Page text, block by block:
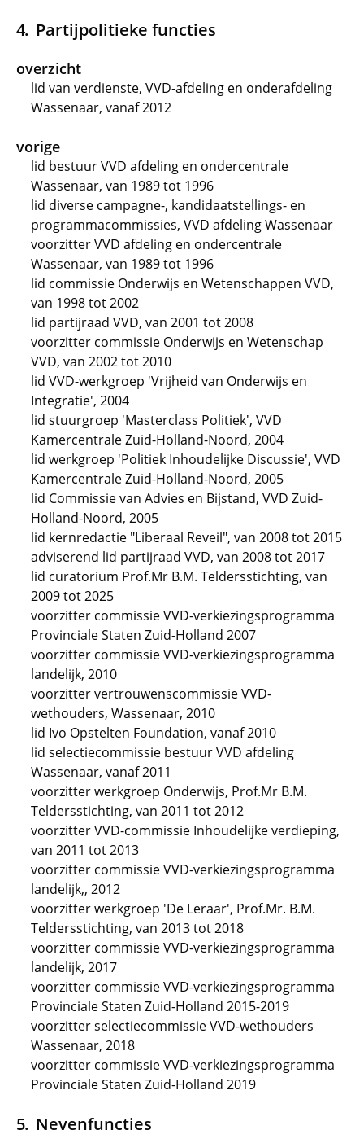
Partijpolitieke functies
overzicht
lid van verdienste, VVD-afdeling en onderafdeling
Wassenaar, vanaf 2012
vorige
lid bestuur VVD afdeling en ondercentrale
Wassenaar, van 1989 tot 1996
lid diverse campagne-, kandidaatstellings- en
programmacommissies, VVD afdeling Wassenaar
voorzitter VVD afdeling en ondercentrale
Wassenaar, van 1989 tot 1996
lid commissie Onderwijs en Wetenschappen VVD,
van 1998 tot 2002
lid partijraad VVD, van 2001 tot 2008
voorzitter commissie Onderwijs en Wetenschap
VVD, van 2002 tot 2010
lid VVD-werkgroep 'Vrijheid van Onderwijs en
Integratie', 2004
lid stuurgroep 'Masterclass Politiek', VVD
Kamercentrale Zuid-Holland-Noord, 2004
lid werkgroep 'Politiek Inhoudelijke Discussie', VVD
Kamercentrale Zuid-Holland-Noord, 2005
lid Commissie van Advies en Bijstand, VVD Zuid-
Holland-Noord, 2005
lid kernredactie "Liberaal Reveil", van 2008 tot 2015
adviserend lid partijraad VVD, van 2008 tot 2017
lid curatorium Prof.Mr B.M. Teldersstichting, van
2009 tot 2025
voorzitter commissie VVD-verkiezingsprogramma
Provinciale Staten Zuid-Holland 2007
voorzitter commissie VVD-verkiezingsprogramma
landelijk, 2010
voorzitter vertrouwenscommissie VVD-
wethouders, Wassenaar, 2010
lid Ivo Opstelten Foundation, vanaf 2010
lid selectiecommissie bestuur VVD afdeling
Wassenaar, vanaf 2011
voorzitter werkgroep Onderwijs, Prof.Mr B.M.
Teldersstichting, van 2011 tot 2012
voorzitter VVD-commissie Inhoudelijke verdieping,
van 2011 tot 2013
voorzitter commissie VVD-verkiezingsprogramma
landelijk,, 2012
voorzitter werkgroep 'De Leraar', Prof.Mr. B.M.
Teldersstichting, van 2013 tot 2018
voorzitter commissie VVD-verkiezingsprogramma
landelijk, 2017
voorzitter commissie VVD-verkiezingsprogramma
Provinciale Staten Zuid-Holland 2015-2019
voorzitter selectiecommissie VVD-wethouders
Wassenaar, 2018
voorzitter commissie VVD-verkiezingsprogramma
Provinciale Staten Zuid-Holland 2019
Nevenfuncties